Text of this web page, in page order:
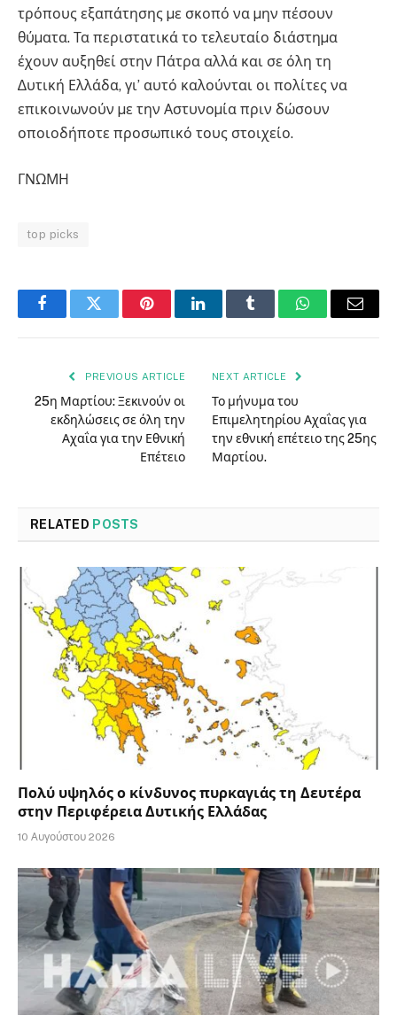
τρόπους εξαπάτησης µε σκοπό να µην πέσουν
θύµατα. Τα περιστατικά το τελευταίο διάστηµα
έχουν αυξηθεί στην Πάτρα αλλά και σε όλη τη
∆υτική Ελλάδα, γι’ αυτό καλούνται οι πολίτες να
επικοινωνούν µε την Αστυνοµία πριν δώσουν
οποιοδήποτε προσωπικό τους στοιχείο.
ΓΝΩΜΗ
top picks
FacebookTwitter PinterestLinkedInTumblr WhatsAppEmail
PREVIOUS ARTICLE
25η Μαρτίου: Ξεκινούν οι
εκδηλώσεις σε όλη την
Αχαΐα για την Εθνική
Επέτειο
NEXT ARTICLE
Το μήνυμα του
Επιμελητηρίου Αχαΐας για
την εθνική επέτειο της 25ης
Μαρτίου.
RELATED POSTS
Πολύ υψηλός ο κίνδυνος πυρκαγιάς τη Δευτέρα
στην Περιφέρεια Δυτικής Ελλάδας
10 Αυγούστου 2026